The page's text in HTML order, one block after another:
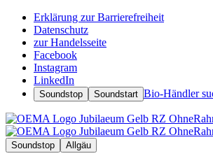
Erklärung zur Barrierefreiheit
Datenschutz
zur Handelsseite
Facebook
Instagram
LinkedIn
Soundstop Soundstart Bio-Händler
Soundstop Allgäu